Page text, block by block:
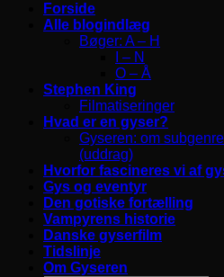
Forside
Alle blogindlæg
Bøger: A – H
I – N
O – Å
Stephen King
Filmatiseringer
Hvad er en gyser?
Gyseren: om
(uddrag)
Hvorfor fascineres vi af
Gys og eventyr
Den gotiske fortælling
Vampyrens historie
Danske gyserfilm
Tidslinje
Om Gyseren